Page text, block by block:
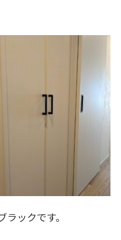
ックです。